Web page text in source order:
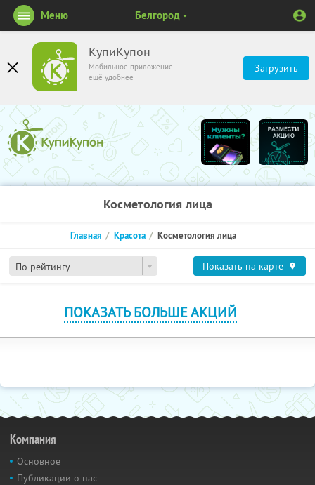
КупиКупон
Мобильное приложение
ещё удобнее
Загрузить
Меню Белгород
Косметология лица
По рейтингу
Главная Красота Косметология лица
Показать на карте
ПОКАЗАТЬ БОЛЬШЕ АКЦИЙ
Компания
Основное
Публикации о нас